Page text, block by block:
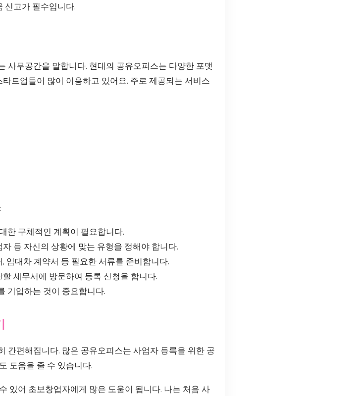
신고가 필수입니다.
사무공간을 말합니다. 현대의 공유오피스는 다양한 포맷
트업들이 많이 이용하고 있어요. 주로 제공되는 서비스
한 구체적인 계획이 필요합니다.
등 자신의 상황에 맞는 유형을 정해야 합니다.
임대차 계약서 등 필요한 서류를 준비합니다.
세무서에 방문하여 등록 신청을 합니다.
기입하는 것이 중요합니다.
간편해집니다. 많은 공유오피스는 사업자 등록을 위한 공
도움을 줄 수 있습니다.
있어 초보창업자에게 많은 도움이 됩니다. 나는 처음 사